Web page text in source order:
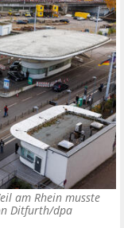
am Rhein musste
Ditfurth/dpa